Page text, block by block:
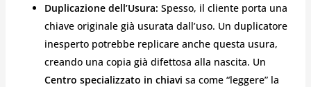
Duplicazione dell’Usura: Spesso, il cliente porta una
chiave originale già usurata dall’uso. Un duplicatore
inesperto potrebbe replicare anche questa usura,
creando una copia già difettosa alla nascita. Un
Centro specializzato in chiavi sa come “leggere” la